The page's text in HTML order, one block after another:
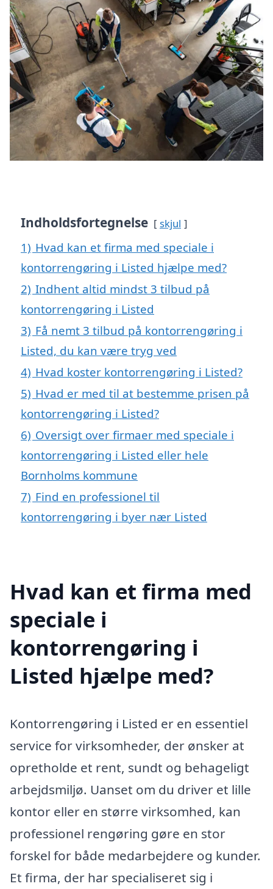
Indholdsfortegnelse skjul
1) Hvad kan et firma med speciale i
kontorrengøring i Listed hjælpe med?
2) Indhent altid mindst 3 tilbud på
kontorrengøring i Listed
3) Få nemt 3 tilbud på kontorrengøring i
Listed, du kan være tryg ved
4) Hvad koster kontorrengøring i Listed?
5) Hvad er med til at bestemme prisen på
kontorrengøring i Listed?
6) Oversigt over firmaer med speciale i
kontorrengøring i Listed eller hele
Bornholms kommune
7) Find en professionel til
kontorrengøring i byer nær Listed
Hvad kan et firma med
speciale i
kontorrengøring i
Listed hjælpe med?
Kontorrengøring i Listed er en essentiel
service for virksomheder, der ønsker at
opretholde et rent, sundt og behageligt
arbejdsmiljø. Uanset om du driver et lille
kontor eller en større virksomhed, kan
professionel rengøring gøre en stor
forskel for både medarbejdere og kunder.
Et firma, der har specialiseret sig i